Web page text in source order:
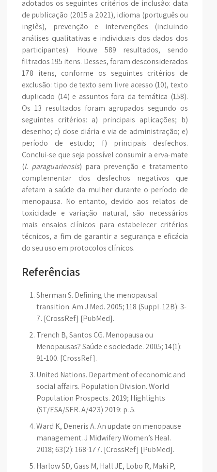
adotados os seguintes critérios de inclusão: data
de publicação (2015 a 2021), idioma (português ou
inglês), prevenção e intervenções (incluindo
análises qualitativas e individuais dos dados dos
participantes). Houve 589 resultados, sendo
filtrados 195 itens. Desses, foram desconsiderados
178 itens, conforme os seguintes critérios de
exclusão: tipo de texto sem livre acesso (10), texto
duplicado (14) e assuntos fora da temática (158).
Os 13 resultados foram agrupados segundo os
seguintes critérios: a) principais aplicações; b)
desenho; c) dose diária e via de administração; e)
período de estudo; f) principais desfechos.
Conclui-se que seja possível consumir a erva-mate
(I. paraguariensis) para prevenção e tratamento
complementar dos desfechos negativos que
afetam a saúde da mulher durante o período de
menopausa. No entanto, devido aos relatos de
toxicidade e variação natural, são necessários
mais ensaios clínicos para estabelecer critérios
técnicos, a fim de garantir a segurança e eficácia
do seu uso em protocolos clínicos.
Referências
Sherman S. Defining the menopausal
transition. Am J Med. 2005; 118 (Suppl. 12B): 3-
7. [CrossRef] [PubMed].
Trench B, Santos CG. Menopausa ou
Menopausas? Saúde e sociedade. 2005; 14(1):
91-100. [CrossRef].
United Nations. Department of economic and
social affairs. Population Division. World
Population Prospects. 2019; Highlights
(ST/ESA/SER. A/423) 2019: p. 5.
Ward K, Deneris A. An update on menopause
management. J Midwifery Women’s Heal.
2018; 63(2): 168-177. [CrossRef] [PubMed].
Harlow SD, Gass M, Hall JE, Lobo R, Maki P,